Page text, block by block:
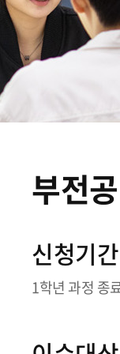
부전공
신청기
1학년 과정 종